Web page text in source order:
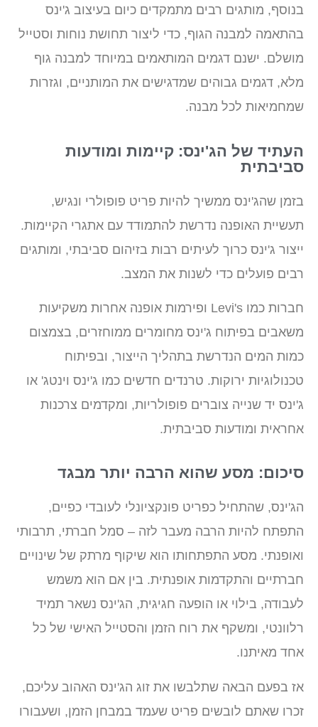
בנוסף, מותגים רבים מתמקדים כיום בעיצוב ג'ינס
בהתאמה למבנה הגוף, כדי ליצור תחושת נוחות וסטייל
מושלם. ישנם דגמים המותאמים במיוחד למבנה גוף
מלא, דגמים גבוהים שמדגישים את המותניים, וגזרות
שמחמיאות לכל מבנה.
העתיד של הג'ינס: קיימות ומודעות
סביבתית
בזמן שהג'ינס ממשיך להיות פריט פופולרי ונגיש,
תעשיית האופנה נדרשת להתמודד עם אתגרי הקיימות.
ייצור ג'ינס כרוך לעיתים רבות בזיהום סביבתי, ומותגים
רבים פועלים כדי לשנות את המצב.
חברות כמו Levi's ופירמות אופנה אחרות משקיעות
משאבים בפיתוח ג'ינס מחומרים ממוחזרים, בצמצום
כמות המים הנדרשת בתהליך הייצור, ובפיתוח
טכנולוגיות ירוקות. טרנדים חדשים כמו ג'ינס וינטג' או
ג'ינס יד שנייה צוברים פופולריות, ומקדמים צרכנות
אחראית ומודעות סביבתית.
סיכום: מסע שהוא הרבה יותר מבגד
הג'ינס, שהתחיל כפריט פונקציונלי לעובדי כפיים,
התפתח להיות הרבה מעבר לזה – סמל חברתי, תרבותי
ואופנתי. מסע התפתחותו הוא שיקוף מרתק של שינויים
חברתיים והתקדמות אופנתית. בין אם הוא משמש
לעבודה, בילוי או הופעה חגיגית, הג'ינס נשאר תמיד
רלוונטי, ומשקף את רוח הזמן והסטייל האישי של כל
אחד מאיתנו.
אז בפעם הבאה שתלבשו את זוג הג'ינס האהוב עליכם,
זכרו שאתם לובשים פריט שעמד במבחן הזמן, ושעבורו